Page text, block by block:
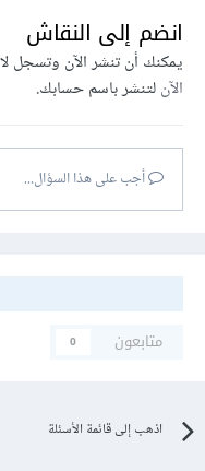
انضم إلى النقاش
يمكنك أن تنشر الآن وتسجل
الآنلتنشر باسم حسابك.
أجب على هذا السؤال...
متابعون
0
اذهب إلى قائمة الأسئلة